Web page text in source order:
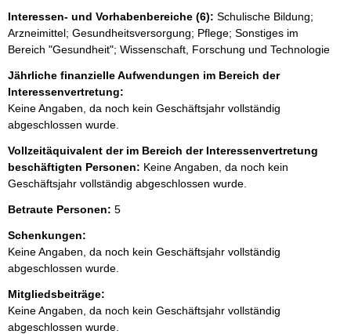
Interessen- und Vorhabenbereiche (6): Schulische Bildung;
Arzneimittel; Gesundheitsversorgung; Pflege; Sonstiges im
Bereich "Gesundheit"; Wissenschaft, Forschung und Technologie
Jährliche finanzielle Aufwendungen im Bereich der
Interessenvertretung:
Keine Angaben, da noch kein Geschäftsjahr vollständig
abgeschlossen wurde.
Vollzeitäquivalent der im Bereich der Interessenvertretung
beschäftigten Personen: Keine Angaben, da noch kein
Geschäftsjahr vollständig abgeschlossen wurde.
Betraute Personen: 5
Schenkungen:
Keine Angaben, da noch kein Geschäftsjahr vollständig
abgeschlossen wurde.
Mitgliedsbeiträge:
Keine Angaben, da noch kein Geschäftsjahr vollständig
abgeschlossen wurde.